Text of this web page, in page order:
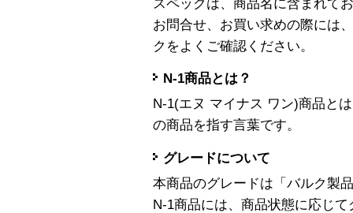
スペックは、商品名に含まれて
お問合せ、お買い求めの際には
クをよくご確認ください。
N-1商品とは？
N-1(エヌ マイナス ワン)商品と
の商品を指す言葉です。
グレードについて
本商品のグレードは「バルク製
N-1商品には、商品状態に応じ